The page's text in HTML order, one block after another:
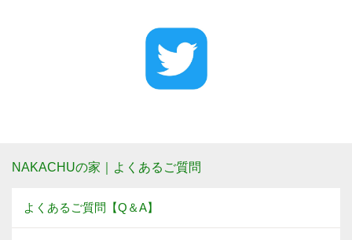
NAKACHUの家｜よくあるご質問
よくあるご質問【Q＆A】